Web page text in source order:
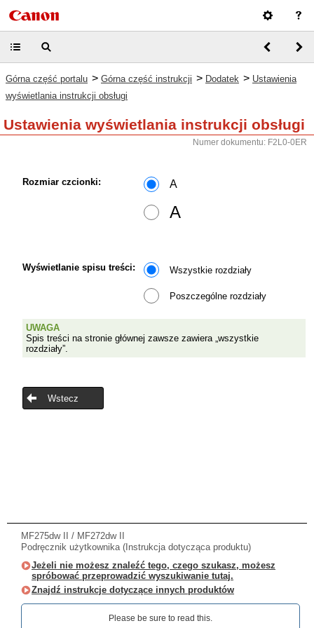
Górna część portalu > Górna część instrukcji > Dodatek > Ustawienia
wyświetlania instrukcji obsługi
Ustawienia wyświetlania instrukcji obsługi
Numer dokumentu: F2L0-0ER
Rozmiar czcionki: A
A
Wyświetlanie spisu treści: Wszystkie rozdziały
Poszczególne rozdziały
UWAGA
Spis treści na stronie głównej zawsze zawiera „wszystkie
rozdziały”.
Wstecz
MF275dw II / MF272dw II
Podręcznik użytkownika (Instrukcja dotycząca produktu)
Jeżeli nie możesz znaleźć tego, czego szukasz, możesz
spróbować przeprowadzić wyszukiwanie tutaj.
Znajdź instrukcje dotyczące innych produktów
Please be sure to read this.‎